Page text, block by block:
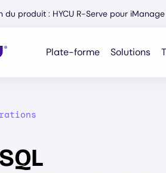
du produit : HYCU R-Serve pour iManage
Plate-forme Solutions